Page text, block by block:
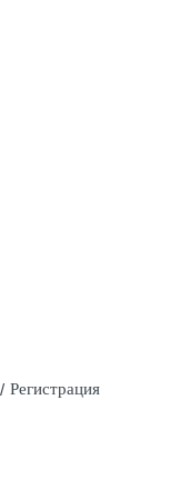
/ Регистрация